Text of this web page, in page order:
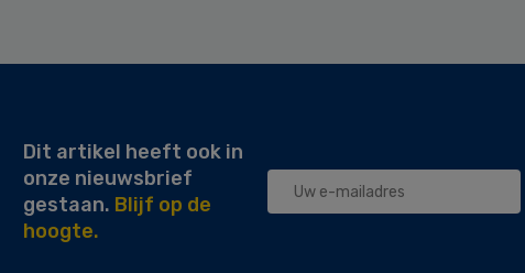
Dit artikel heeft ook in
onze nieuwsbrief
gestaan. Blijf op de
hoogte.